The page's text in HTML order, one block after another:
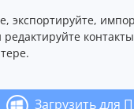
экспортируйте,
редактируйте
Загрузить для